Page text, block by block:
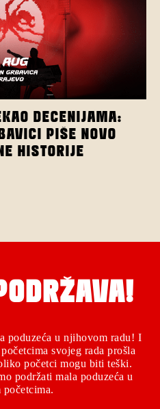
DECENIJAMA:
PIŠE NOVO
HISTORIJE
poduzeća u njihovom radu! I
svojeg rada prošla
početci mogu biti teški.
podržati mala poduzeća u